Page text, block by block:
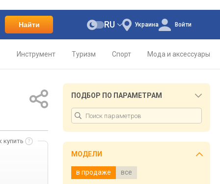
Найти Украина
RU Войти
Инструмент Туризм Спорт Мода и аксессуары
купить
ПОДБОР ПО ПАРАМЕТРАМ
МОДЕЛИ
в продаже все